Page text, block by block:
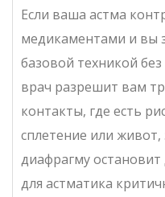
Если ваша астма
медикаментами и вы
базовой техникой
врач разрешит вам
контакты, где есть
сплетение или
диафрагму
для астматика